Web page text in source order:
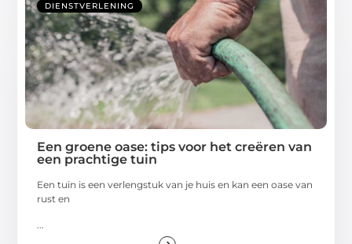
DIENSTVERLENING
Een groene oase: tips voor het creëren van
een prachtige tuin
Een tuin is een verlengstuk van je huis en kan een oase van
rust en